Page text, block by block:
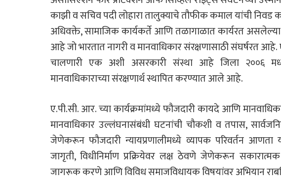
काझी व सचिव पदी लोहारा तालुक्याचे तौफीक कमाल यांची
अधिवक्ते, सामाजिक कार्यकर्ते आणि तळागाळात कार्यरत
आहे जो भारतात नागरी व मानवाधिकार संरक्षणासाठी संघर्षरत आहे.
चालणारी एक अशी असरकारी संस्था आहे जिला २००६
मानवाधिकाराच्या संरक्षणार्थ स्थापित करण्यात आले आहे.
ए.पी.सी. आर. च्या कार्यक्रमांमध्ये फौजदारी कायदे आणि
मानवाधिकार उल्लंघनासंबंधी घटनांची चौकशी व तपास,
जेणेकरून फौजदारी न्यायप्रणालीमध्ये व्यापक परिवर्तन आणता
जागृती, विधीनिर्माण प्रक्रियेवर लक्ष ठेवणे जेणेकरून
जागरूक करणे आणि विविध समाजविधायक विषयांवर अभियान